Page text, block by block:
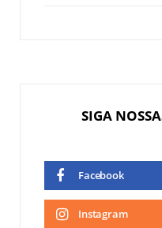
SIGA
Facebook
Instagram